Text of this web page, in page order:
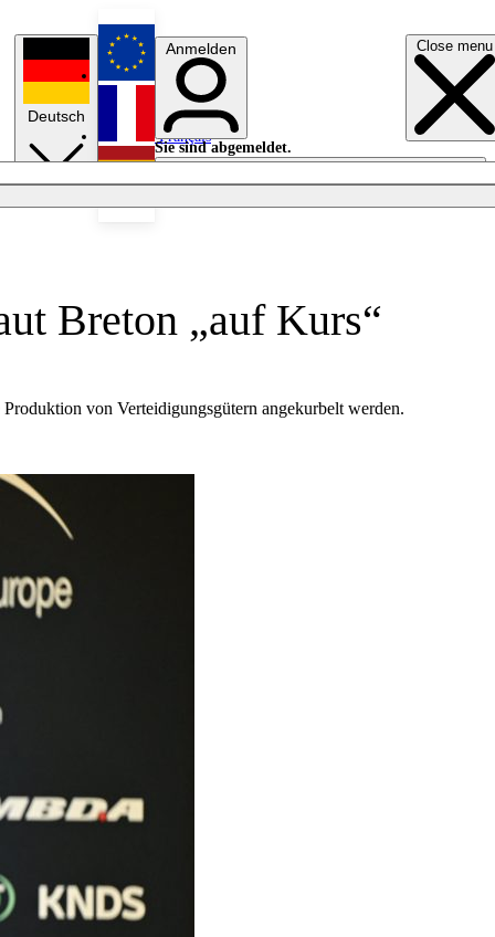
Close menu
Deutsch
English
Français
Anmelden
Sie sind abgemeldet.
Anmelden
Licht aus
Breton „auf Kurs“
von Verteidigungsgütern angekurbelt werden.